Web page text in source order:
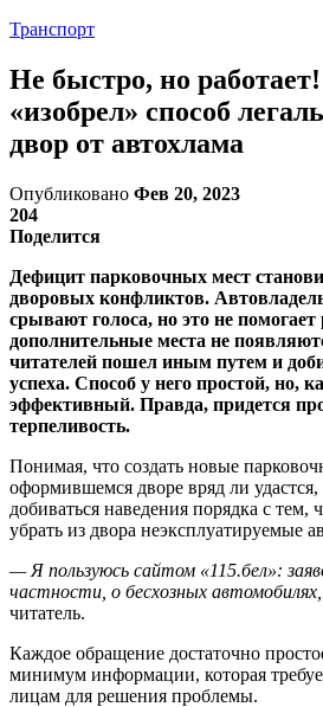
Транспорт
Не быстро, но
«изобрел» способ
двор от автохлама
Опубликовано Фев 20, 2023
204
Поделится
Дефицит парковочных мест
дворовых конфликтов.
срывают голоса, но это не
дополнительные места не
читателей пошел иным путем и
успеха. Способ у него простой, но,
эффективный. Правда, придется
терпеливость.
Понимая, что создать новые
оформившемся дворе вряд ли
добиваться наведения порядка с тем,
убрать из двора неэксплуатируемые
— Я пользуюсь сайтом «115.бел»:
частности, о бесхозных
читатель.
Каждое обращение достаточно
минимум информации, которая
лицам для решения проблемы.